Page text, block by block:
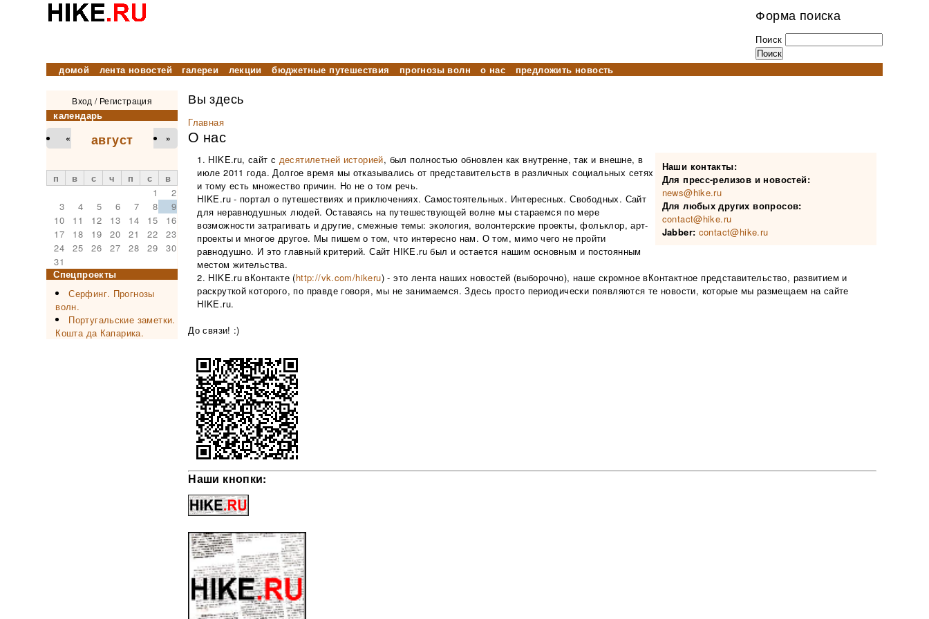
Форма поиска
Поиск
домой лента новостей галереи лекции бюджетные путешествия прогнозы волн о нас предложить новость
Вход / Регистрация
календарь
август
« »
п в с ч п с
в
1
2
3
4 5 6 7 8
9
10
11 12 13 14 15
16
17
18 19 20 21 22
23
24
25 26 27 28 29
30
31
Спецпроекты
Серфинг. Прогнозы
волн.
Португальские заметки.
Кошта да Капарика.
Вы здесь
Главная
О нас
Наши контакты:
Для пресс-релизов и новостей:
news@hike.ru
Для любых других вопросов:
contact@hike.ru
Jabber: contact@hike.ru
HIKE.ru, сайт с десятилетней историей, был полностью обновлен как внутренне, так и внешне, в
июле 2011 года. Долгое время мы отказывались от представительств в различных социальных сетях
и тому есть множество причин. Но не о том речь.
HIKE.ru - портал о путешествиях и приключениях. Самостоятельных. Интересных. Свободных. Сайт
для неравнодушных людей. Оставаясь на путешествующей волне мы стараемся по мере
возможности затрагивать и другие, смежные темы: экология, волонтерские проекты, фольклор, арт-
проекты и многое другое. Мы пишем о том, что интересно нам. О том, мимо чего не пройти
равнодушно. И это главный критерий. Сайт HIKE.ru был и остается нашим основным и постоянным
местом жительства.
HIKE.ru вКонтакте (http://vk.com/hikeru) - это лента наших новостей (выборочно), наше скромное вКонтактное представительство, развитием и
раскруткой которого, по правде говоря, мы не занимаемся. Здесь просто периодически появляются те новости, которые мы размещаем на сайте
HIKE.ru.
До связи! :)
Наши кнопки: